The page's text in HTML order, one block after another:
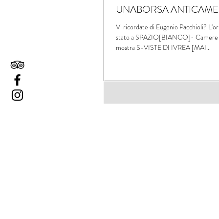
UNABORSA
Vi ricordate di Eugenio Pacchioli?
stato a SPAZIO[BIANCO]- Camere
mostra S-VISTE DI IVREA [MAI...